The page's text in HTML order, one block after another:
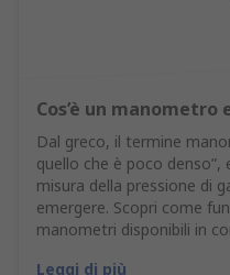
Cos’è un
Dal greco, il termine
quello che è poco
misura della pressione di
emergere. Scopri come
manometri disponibili in
Leggi di più